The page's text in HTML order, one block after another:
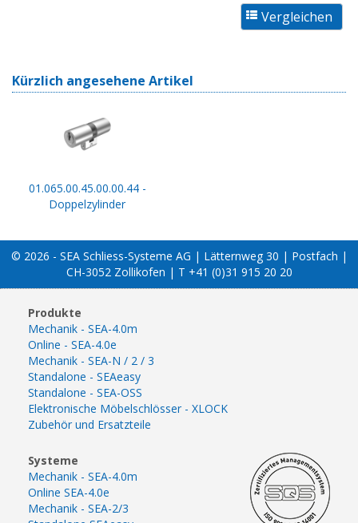
Kürzlich angesehene Artikel
01.065.00.45.00.00.44 -
Doppelzylinder
© 2026 - SEA Schliess-Systeme AG | Lätternweg 30 | Postfach |
CH-3052 Zollikofen | T +41 (0)31 915 20 20
Produkte
Mechanik - SEA-4.0m
Online - SEA-4.0e
Mechanik - SEA-N / 2 / 3
Standalone - SEAeasy
Standalone - SEA-OSS
Elektronische Möbelschlösser - XLOCK
Zubehör und Ersatzteile
Systeme
Mechanik - SEA-4.0m
Online SEA-4.0e
Mechanik - SEA-2/3